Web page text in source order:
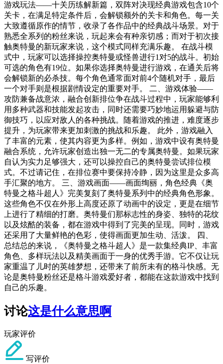
游戏玩法——十关历练解新篇，双阵对决现经典游戏包含10个
关卡，在满足特定条件后，会解锁额外的关卡和角色。每一关
大致遵循原作的情节，收录了各作品中的经典战斗场景。对于
熟悉全系列的粉丝来说，玩起来会有种亲切感；而对于初次接
触奥特曼的新玩家来说，这个模式同样充满乐趣。 在战斗模
式中，玩家可以选择操控奥特曼或怪兽进行1对5的战斗。初始
可选的角色有19位。如果你选择奥特曼进行游戏，在通关后将
会解锁新的必杀技。每个角色通常面对前4个随机对手，最后
一个对手则是根据剧情设定的重要对手。 二、游戏体验——
攻防兼备战意浓，融合创新排位争在战斗过程中，玩家能够利
用多种武器和技能发起攻击，同时还需要巧妙地运用躲避与防
御技巧，以应对敌人的各种挑战。随着游戏的推进，难度逐步
提升，为玩家带来更加刺激的挑战和乐趣。 此外，游戏融入
了丰富的元素，使其内容更为多样。例如，游戏中设有奥特曼
融合系统，允许玩家创造出独一无二的专属奥特曼。如果玩家
自认为实力足够强大，还可以操控自己的奥特曼尝试排位模
式。不过请记住，在排位赛中要保持冷静，因为这里是众多高
手汇聚的地方。 三、游戏画面——画面绚丽，角色经典《奥
特曼之格斗超人》完美复刻了奥特曼系列中的经典角色形象。
这些角色不仅在外形上高度还原了动画中的设定，更是在细节
上进行了精细的打磨。奥特曼们那标志性的身姿、独特的花纹
以及炫酷的装备，都在游戏中得到了完美的呈现。同时，游戏
还采用了大量鲜艳的色彩，使得画面更加生动、活泼。 四、
总结总的来说，《奥特曼之格斗超人》是一款集经典IP、丰富
角色、多样玩法以及精美画面于一身的优秀手游。它不仅让玩
家重温了儿时的英雄梦想，还带来了前所未有的格斗快感。无
论是奥特曼粉丝还是格斗游戏爱好者，都能在这款游戏中找到
自己的乐趣。
讨论这是什么意思啊
玩家评价
写评价